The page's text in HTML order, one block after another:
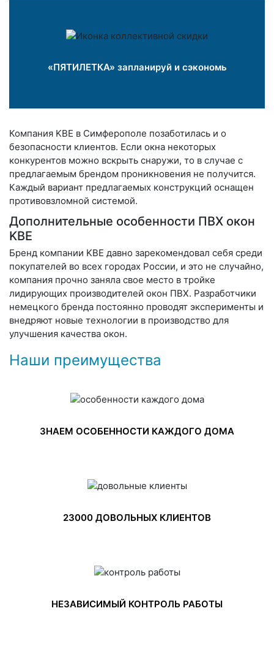
«ПЯТИЛЕТКА» запланируй и сэкономь
Компания KBE в Симферополе позаботилась и о
безопасности клиентов. Если окна некоторых
конкурентов можно вскрыть снаружи, то в случае с
предлагаемым брендом проникновения не получится.
Каждый вариант предлагаемых конструкций оснащен
противовзломной системой.
Дополнительные особенности ПВХ окон
KBE
Бренд компании KBE давно зарекомендовал себя среди
покупателей во всех городах России, и это не случайно,
компания прочно заняла свое место в тройке
лидирующих производителей окон ПВХ. Разработчики
немецкого бренда постоянно проводят эксперименты и
внедряют новые технологии в производство для
улучшения качества окон.
Наши преимущества
ЗНАЕМ ОСОБЕННОСТИ КАЖДОГО ДОМА
23000 ДОВОЛЬНЫХ КЛИЕНТОВ
НЕЗАВИСИМЫЙ КОНТРОЛЬ РАБОТЫ